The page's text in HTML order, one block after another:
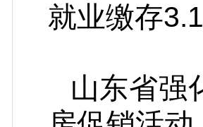
就业缴存
山东省强